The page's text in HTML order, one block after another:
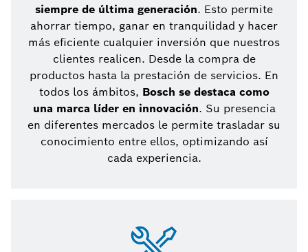
siempre de última generación. Esto permite
ahorrar tiempo, ganar en tranquilidad y hacer
más eficiente cualquier inversión que nuestros
clientes realicen. Desde la compra de
productos hasta la prestación de servicios. En
todos los ámbitos, Bosch se destaca como
una marca líder en innovación. Su presencia
en diferentes mercados le permite trasladar su
conocimiento entre ellos, optimizando así
cada experiencia.